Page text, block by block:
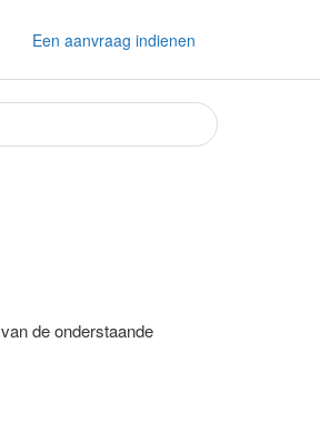
Een aanvraag indienen
de onderstaande